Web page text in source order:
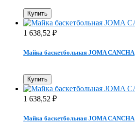
Купить
1 638,52 ₽
Майка баскетбольная JOMA CANCHA
Купить
1 638,52 ₽
Майка баскетбольная JOMA CANCHA